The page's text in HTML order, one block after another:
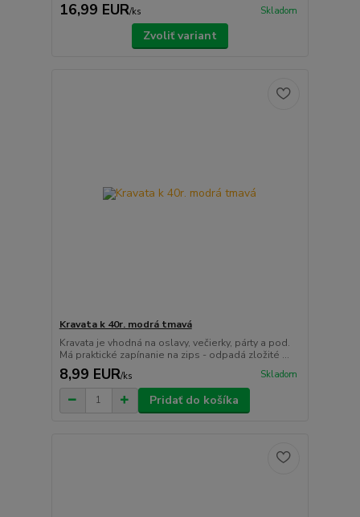
16,99 EUR/ks Skladom
Zvoliť variant
Kravata k 40r. modrá tmavá
Kravata je vhodná na oslavy, večierky, párty a pod.
Má praktické zapínanie na zips - odpadá zložité ...
8,99 EUR/ks Skladom
Pridať do košíka